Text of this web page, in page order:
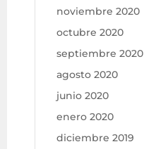
noviembre 2020
octubre 2020
septiembre 2020
agosto 2020
junio 2020
enero 2020
diciembre 2019